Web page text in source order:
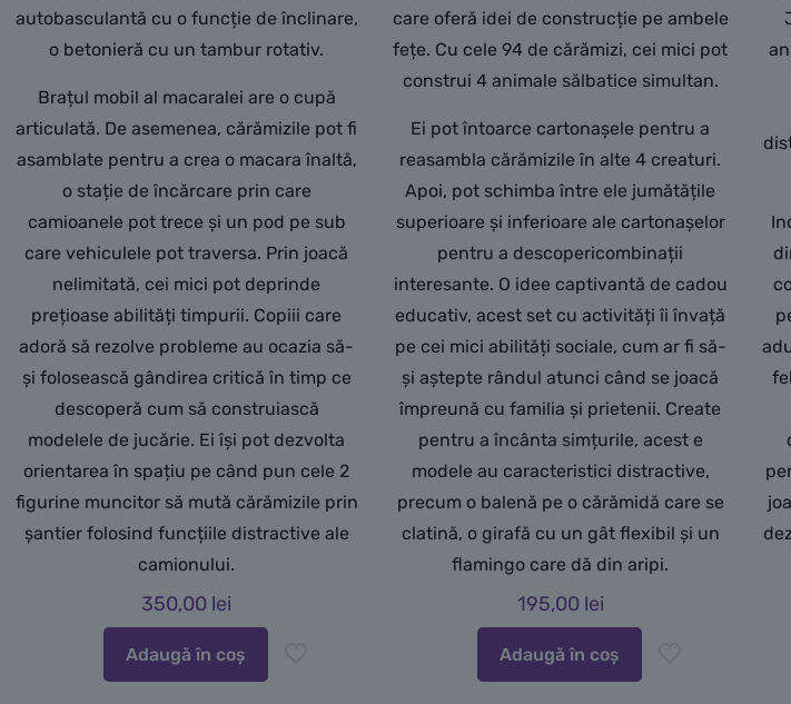
autobasculantă cu o funcție de înclinare,
o betonieră cu un tambur rotativ.
Brațul mobil al macaralei are o cupă
articulată. De asemenea, cărămizile pot fi
asamblate pentru a crea o macara înaltă,
o stație de încărcare prin care
camioanele pot trece și un pod pe sub
care vehiculele pot traversa. Prin joacă
nelimitată, cei mici pot deprinde
prețioase abilități timpurii. Copiii care
adoră să rezolve probleme au ocazia să-
și folosească gândirea critică în timp ce
descoperă cum să construiască
modelele de jucărie. Ei își pot dezvolta
orientarea în spațiu pe când pun cele 2
figurine muncitor să mută cărămizile prin
șantier folosind funcțiile distractive ale
camionului.
350,00 lei
Adaugă în coș
care oferă idei de construcție pe ambele
fețe. Cu cele 94 de cărămizi, cei mici pot
construi 4 animale sălbatice simultan.
Ei pot întoarce cartonașele pentru a
reasambla cărămizile în alte 4 creaturi.
Apoi, pot schimba între ele jumătățile
superioare și inferioare ale cartonașelor
pentru a descopericombinații
interesante. O idee captivantă de cadou
educativ, acest set cu activități îi învață
pe cei mici abilități sociale, cum ar fi să-
și aștepte rândul atunci când se joacă
împreună cu familia și prietenii. Create
pentru a încânta simțurile, acest e
modele au caracteristici distractive,
precum o balenă pe o cărămidă care se
clatină, o girafă cu un gât flexibil și un
flamingo care dă din aripi.
195,00 lei
Adaugă în coș